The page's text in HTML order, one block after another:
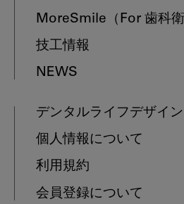
MoreSmile （For 歯科
技工情報
NEWS
デンタルライフデザイ
個人情報について
利用規約
会員登録について